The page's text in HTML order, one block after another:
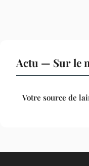
Actu — Sur le
Votre source de